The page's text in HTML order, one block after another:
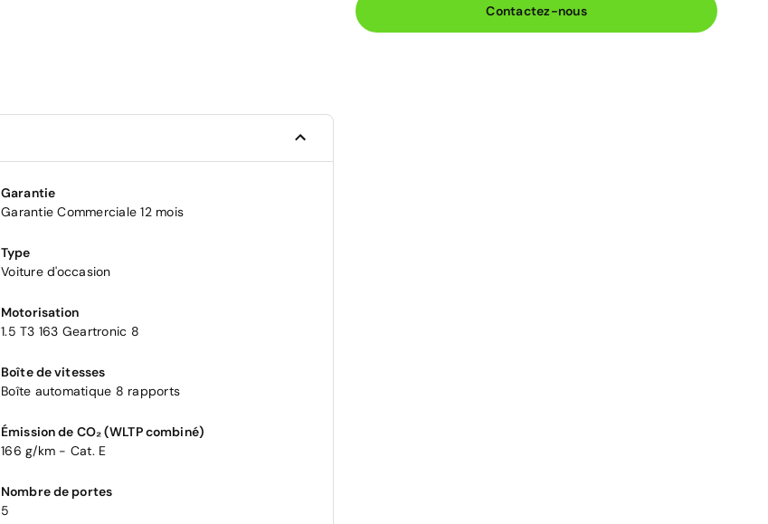
Contactez-nous
Garantie
Garantie Commerciale 12 mois
Type
Voiture d'occasion
Motorisation
1.5 T3 163 Geartronic 8
Boîte de vitesses
Boîte automatique 8 rapports
Émission de CO₂ (WLTP combiné)
166 g/km - Cat. E
Nombre de portes
5